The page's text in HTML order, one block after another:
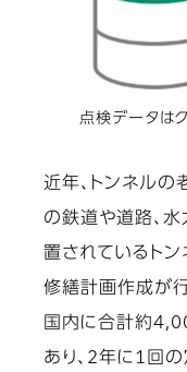
点検データは
近年、トンネルの
の鉄道や道路、
置されているト
修繕計画作成が
国内に合計約
あり、2年に1回